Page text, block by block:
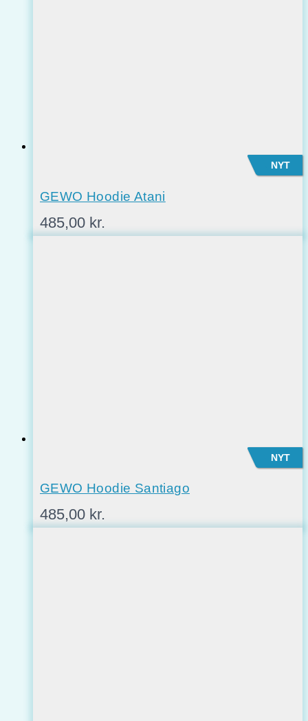
NYT
GEWO Hoodie Atani
485,00 kr.
NYT
GEWO Hoodie Santiago
485,00 kr.